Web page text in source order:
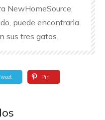
NewHomeSource.
puede encontrarla
sus tres gatos.
Pin